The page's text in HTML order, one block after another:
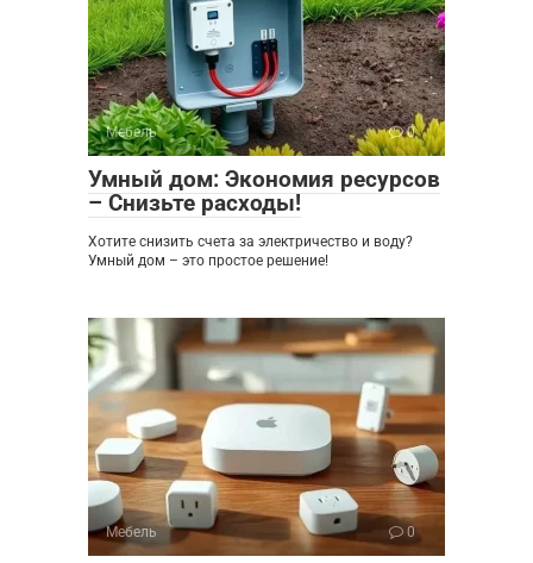
Мебель 0
Умный дом: Экономия ресурсов
– Снизьте расходы!
Хотите снизить счета за электричество и воду?
Умный дом – это простое решение!
Мебель 0